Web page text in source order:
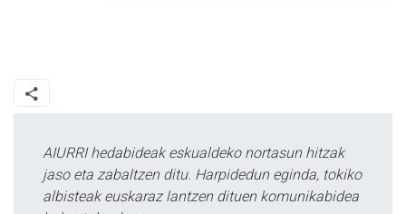
AIURRI hedabideak eskualdeko nortasun hitzak
jaso eta zabaltzen ditu. Harpidedun eginda, tokiko
albisteak euskaraz lantzen dituen komunikabidea